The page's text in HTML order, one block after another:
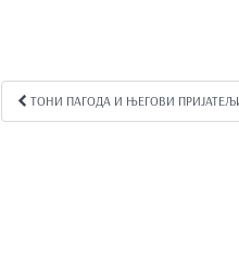
Kretanje članka
ТОНИ ПАГОДА И ЊЕГОВИ